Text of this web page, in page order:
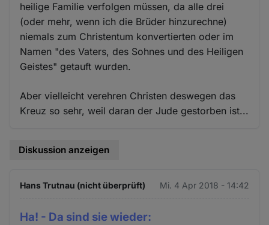
heilige Familie verfolgen müssen, da alle drei
(oder mehr, wenn ich die Brüder hinzurechne)
niemals zum Christentum konvertierten oder im
Namen "des Vaters, des Sohnes und des Heiligen
Geistes" getauft wurden.
Aber vielleicht verehren Christen deswegen das
Kreuz so sehr, weil daran der Jude gestorben ist...
Diskussion anzeigen
Hans Trutnau (nicht überprüft) Mi. 4 Apr 2018 - 14:42
Ha! - Da sind sie wieder: